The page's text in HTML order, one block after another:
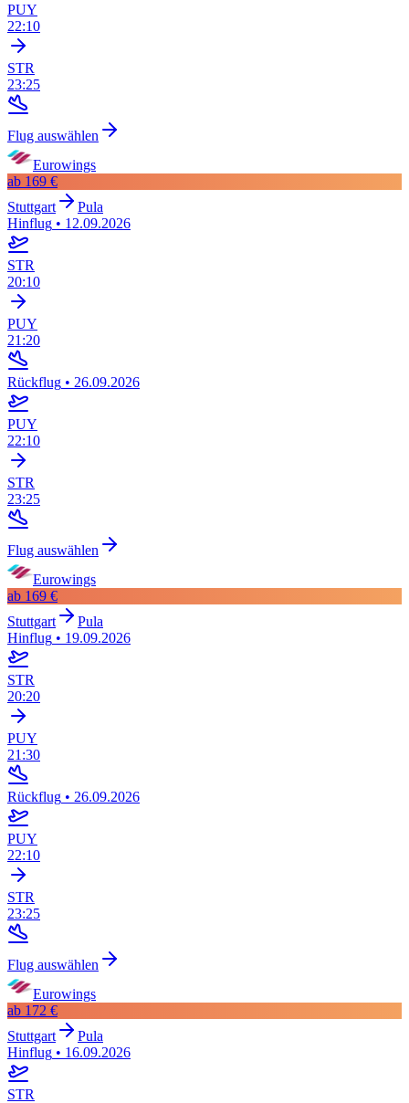
PUY
22:10
STR
23:25
Flug auswählen
Eurowings
ab 169 €
Stuttgart
Pula
Hinflug • 12.09.2026
STR
20:10
PUY
21:20
Rückflug • 26.09.2026
PUY
22:10
STR
23:25
Flug auswählen
Eurowings
ab 169 €
Stuttgart
Pula
Hinflug • 19.09.2026
STR
20:20
PUY
21:30
Rückflug • 26.09.2026
PUY
22:10
STR
23:25
Flug auswählen
Eurowings
ab 172 €
Stuttgart
Pula
Hinflug • 16.09.2026
STR